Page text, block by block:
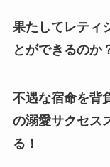
果たしてレティ
とができるのか
不遇な宿命を背
の溺愛サクセス
る！